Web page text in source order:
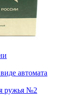
автомата
ружья №2